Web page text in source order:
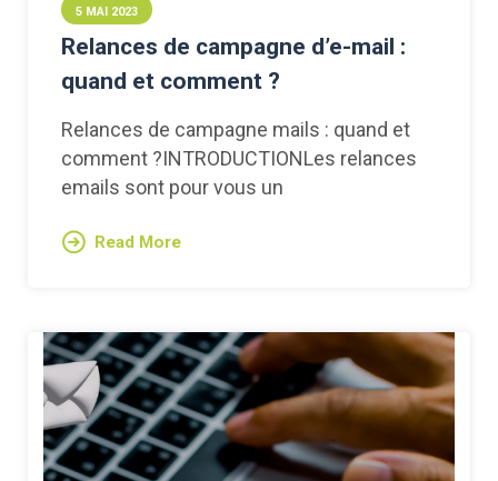
5 MAI 2023
Relances de campagne d’e-mail :
quand et comment ?
Relances de campagne mails : quand et
comment ?INTRODUCTIONLes relances
emails sont pour vous un
Read More